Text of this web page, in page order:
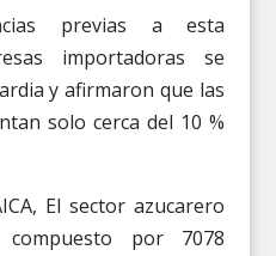
previas a esta
importadoras se
y afirmaron que las
solo cerca del 10 %
El sector azucarero
por 7078